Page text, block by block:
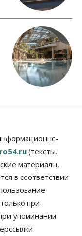
(тексты,
материалы,
в соответствии
при
упоминании